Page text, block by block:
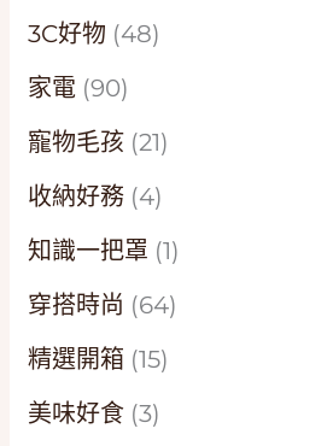
3C好物 (48)
家電 (90)
寵物毛孩 (21)
收納好務 (4)
知識一把罩 (1)
穿搭時尚 (64)
精選開箱 (15)
美味好食 (3)